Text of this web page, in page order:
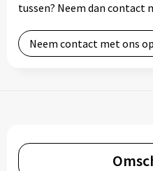
tussen? Neem dan contact
Neem contact met ons op